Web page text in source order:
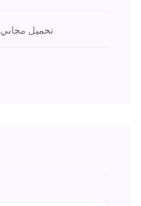
أفضل الأعمال الإصدار الخامس pdf تحميل مجاني